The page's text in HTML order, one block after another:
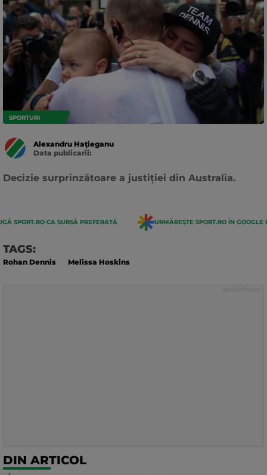
SPORTURI
Alexandru Hațieganu
Data publicarii:
Decizie surprinzătoare a justiției din Australia.
SPORT.RO CA SURSĂ PREFERATĂ URMĂREȘTE SPORT.RO ÎN GOOGLE
TAGS:
Rohan Dennis Melissa Hoskins
DIN ARTICOL